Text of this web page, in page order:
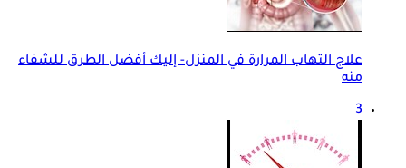
علاج التهاب المرارة في المنزل- إليك أفضل الطرق للشفاء
منه
3